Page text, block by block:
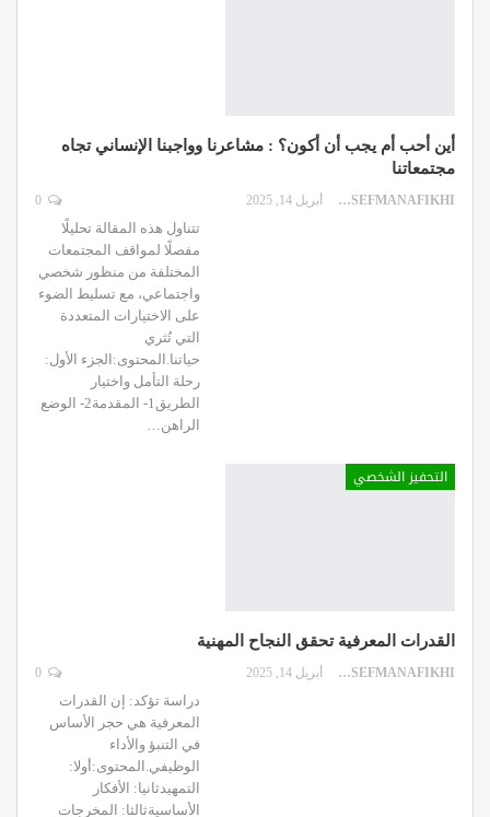
أين أحب أم يجب أن أكون؟ : مشاعرنا وواجبنا الإنساني تجاه
مجتمعاتنا
DR.YOUSEFMANAFIKHI أبريل 14, 2025
تتناول هذه المقالة تحليلًا
مفصلًا لمواقف المجتمعات
المختلفة من منظور شخصي
واجتماعي، مع تسليط الضوء
على الاختيارات المتعددة
التي تُثري
حياتنا.المحتوى:الجزء الأول:
رحلة التأمل واختيار
الطريق1- المقدمة2- الوضع
الراهن…
التحفيز الشخصي
القدرات المعرفية تحقق النجاح المهنية
DR.YOUSEFMANAFIKHI أبريل 14, 2025
دراسة تؤكد: إن القدرات
المعرفية هي حجر الأساس
في التنبؤ والأداء
الوظيفي.المحتوى:أولا:
التمهيدثانيا: الأفكار
الأساسيةثالثا: المخرجات